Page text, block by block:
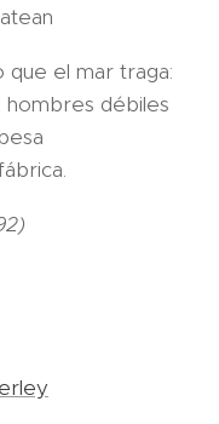
que el mar traga:
hombres débiles